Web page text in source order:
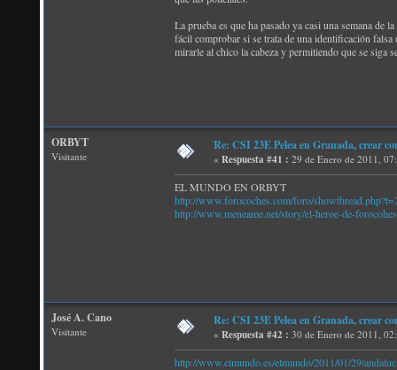
La prueba es que ha pasado ya casi una semana de
fácil comprobar si se trata de una identificación
mirarle al chico la cabeza y permitiendo que se siga
ORBYT
Visitante
Re: CSI 23E Pelea en Granada, crear
« Respuesta #41 : 29 de Enero de 2011,
EL MUNDO EN ORBYT
http://www.forocoches.com/foro/
http://www.meneame.net/story/el-heroe-de-forocohes
José A. Cano
Visitante
Re: CSI 23E Pelea en Granada, crear
« Respuesta #42 : 30 de Enero de 2011,
http://www.elmundo.es/elmundo/2011/01/29/